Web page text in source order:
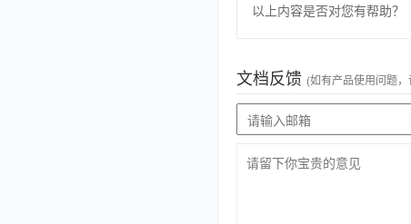
以上内容是否对您有帮助？
文档反馈 (如有产品使用问题，